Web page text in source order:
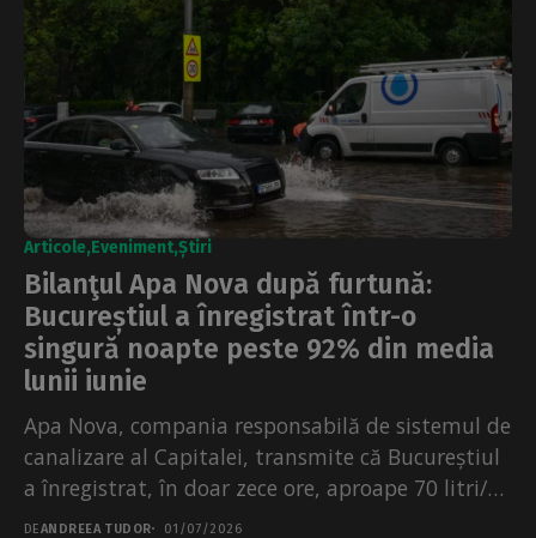
Articole Eveniment Știri
Bilanţul Apa Nova după furtună:
Bucureștiul a înregistrat într-o
singură noapte peste 92% din media
lunii iunie
Apa Nova, compania responsabilă de sistemul de
canalizare al Capitalei, transmite că Bucureștiul
a înregistrat, în doar zece ore, aproape 70 litri/
metru...
DEANDREEA TUDOR 01/07/2026